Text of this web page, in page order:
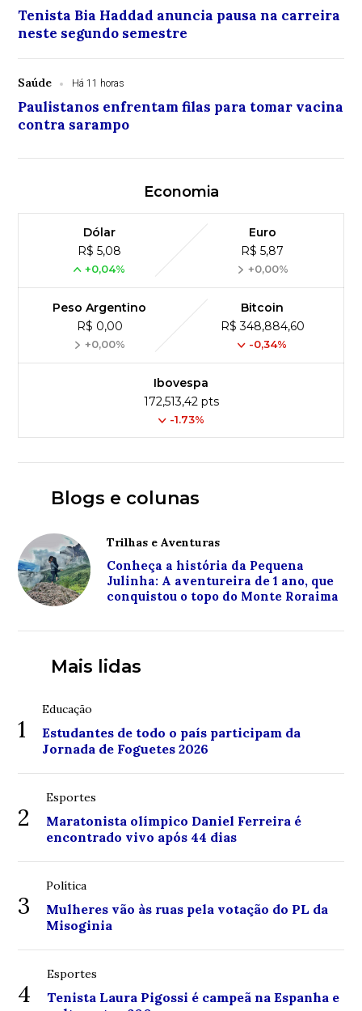
Tenista Bia Haddad anuncia pausa na carreira
neste segundo semestre
Saúde Há 11 horas
Paulistanos enfrentam filas para tomar vacina
contra sarampo
Economia
Dólar
R$ 5,08
+0,04%
Euro
R$ 5,87
+0,00%
Peso Argentino
R$ 0,00
+0,00%
Bitcoin
R$ 348,884,60
-0,34%
Ibovespa
172,513,42 pts
-1.73%
Blogs e colunas
Trilhas e Aventuras
Conheça a história da Pequena
Julinha: A aventureira de 1 ano, que
conquistou o topo do Monte Roraima
Mais lidas
1
Educação
Estudantes de todo o país participam da
Jornada de Foguetes 2026
2
Esportes
Maratonista olímpico Daniel Ferreira é
encontrado vivo após 44 dias
3
Política
Mulheres vão às ruas pela votação do PL da
Misoginia
4
Esportes
Tenista Laura Pigossi é campeã na Espanha e